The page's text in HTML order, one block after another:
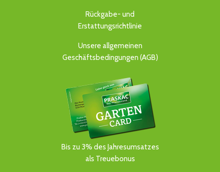
Rückgabe- und
Erstattungsrichtlinie
Unsere allgemeinen
Geschäftsbedingungen (AGB)
Bis zu 3% des Jahresumsatzes
als Treuebonus